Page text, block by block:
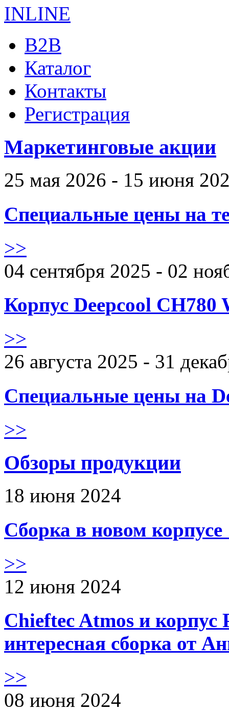
B2B
Каталог
Контакты
Регистрация
Маркетинговые акции
25 мая 2026 - 15 июня
Специальные цены на
>>
04 сентября 2025 - 02
Корпус Deepcool CH780
>>
26 августа 2025 - 31
Специальные цены на
>>
Обзоры продукции
18 июня 2024
Сборка в новом
>>
12 июня 2024
Chieftec Atmos и корпус
интересная сборка от
>>
08 июня 2024